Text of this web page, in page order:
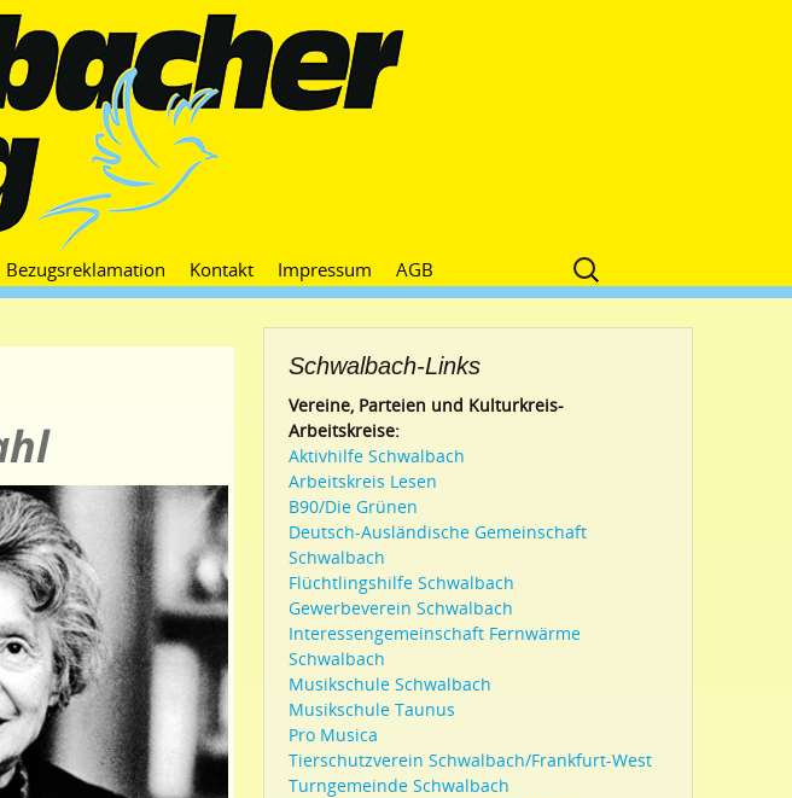
Bezugsreklamation Kontakt Impressum AGB
Suche
nach:
Schwalbach-Links
Vereine, Parteien und Kulturkreis-
Arbeitskreise:
Aktivhilfe Schwalbach
Arbeitskreis Lesen
B90/Die Grünen
Deutsch-Ausländische Gemeinschaft
Schwalbach
Flüchtlingshilfe Schwalbach
Gewerbeverein Schwalbach
Interessengemeinschaft Fernwärme
Schwalbach
Musikschule Schwalbach
Musikschule Taunus
Pro Musica
Tierschutzverein Schwalbach/Frankfurt-West
Turngemeinde Schwalbach